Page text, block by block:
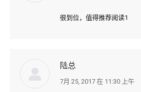
很到位，值得推荐阅读1
陆总
说:
7月 25, 2017 在 11:30 上午